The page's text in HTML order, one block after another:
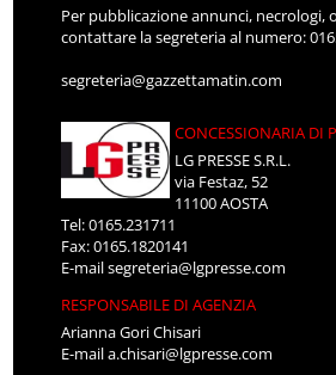
Per pubblicazione annunci, necrologi,
contattare la segreteria al numero:
segreteria@gazzettamatin.com
CONCESSIONARIA DI
LG PRESSE S.R.L.
via Festaz, 52
11100 AOSTA
Tel: 0165.231711
Fax: 0165.1820141
E-mailsegreteria@lgpresse.com
RESPONSABILE DI AGENZIA
Arianna Gori Chisari
E-maila.chisari@lgpresse.com